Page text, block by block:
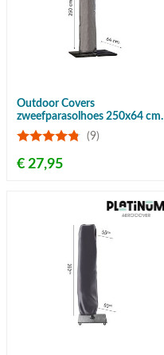
Outdoor Covers
zweefparasolhoes 250x64 cm.
(9)
€ 27,95